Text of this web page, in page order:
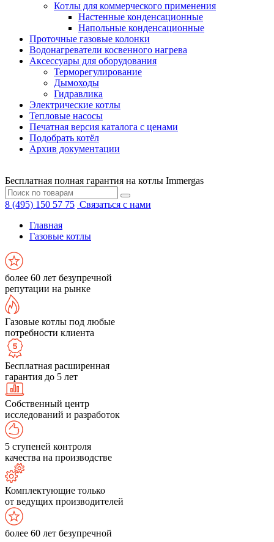
Котлы для коммерческого применения
Настенные конденсационные
Напольные конденсационные
Проточные газовые колонки
Водонагреватели косвенного нагрева
Аксессуары для оборудования
Терморегулирование
Дымоходы
Гидравлика
Электрические котлы
Тепловые насосы
Печатная версия каталога с ценами
Подобрать котёл
Архив документации
Бесплатная полная гарантия на котлы Immergas
8 (495) 150 57 75 Связаться с нами
Главная
Газовые котлы
более 60 лет безупречной
репутации на рынке
Газовые котлы под любые
потребности клиента
Бесплатная расширенная
гарантия до 5 лет
Собственный центр
исследований и разработок
5 ступеней контроля
качества на производстве
Комплектующие только
от ведущих производителей
более 60 лет безупречной